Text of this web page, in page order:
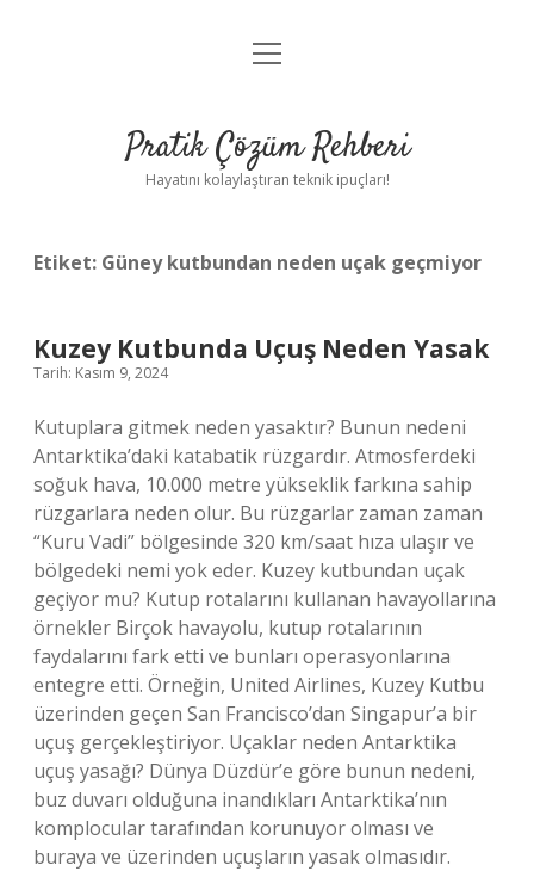
Anasayfa
Yasal Uyarı
menüyü
Pratik Çözüm Rehberi
Hayatını kolaylaştıran teknik ipuçları!
Etiket: Güney kutbundan neden uçak geçmiyor
Kuzey Kutbunda Uçuş Neden Yasak
Tarih: Kasım 9, 2024
Kutuplara gitmek neden yasaktır? Bunun nedeni
Antarktika’daki katabatik rüzgardır. Atmosferdeki
soğuk hava, 10.000 metre yükseklik farkına sahip
rüzgarlara neden olur. Bu rüzgarlar zaman zaman
“Kuru Vadi” bölgesinde 320 km/saat hıza ulaşır ve
bölgedeki nemi yok eder. Kuzey kutbundan uçak
geçiyor mu? Kutup rotalarını kullanan havayollarına
örnekler Birçok havayolu, kutup rotalarının
faydalarını fark etti ve bunları operasyonlarına
entegre etti. Örneğin, United Airlines, Kuzey Kutbu
üzerinden geçen San Francisco’dan Singapur’a bir
uçuş gerçekleştiriyor. Uçaklar neden Antarktika
uçuş yasağı? Dünya Düzdür’e göre bunun nedeni,
buz duvarı olduğuna inandıkları Antarktika’nın
komplocular tarafından korunuyor olması ve
buraya ve üzerinden uçuşların yasak olmasıdır.